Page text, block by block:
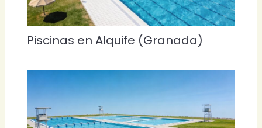
Piscinas en Alquife (Granada)